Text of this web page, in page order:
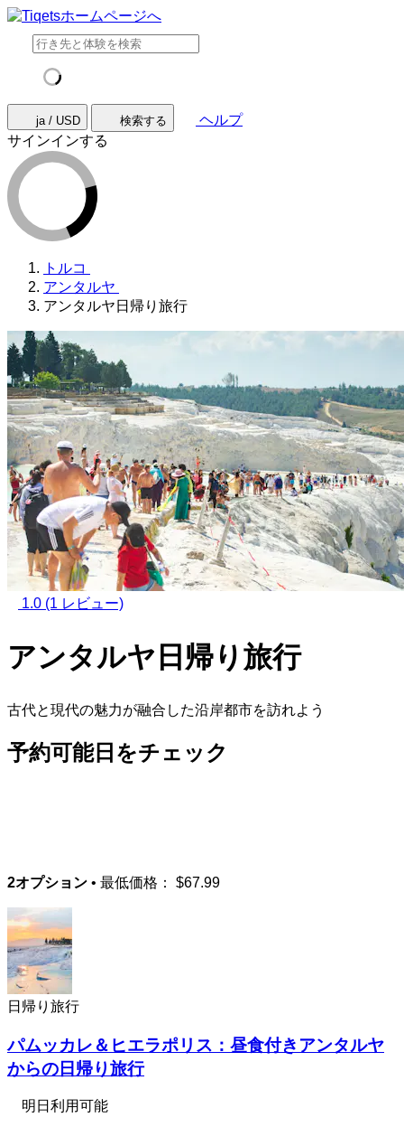
ja / USD 検索する
ヘルプ
サインインする
トルコ
アンタルヤ
アンタルヤ日帰り旅行
1.0 (1 レビュー)
アンタルヤ日帰り旅行
古代と現代の魅力が融合した沿岸都市を訪れよう
予約可能日をチェック
2オプション • 最低価格： $67.99
日帰り旅行
パムッカレ＆ヒエラポリス：昼食付きアンタルヤ
からの日帰り旅行
明日利用可能